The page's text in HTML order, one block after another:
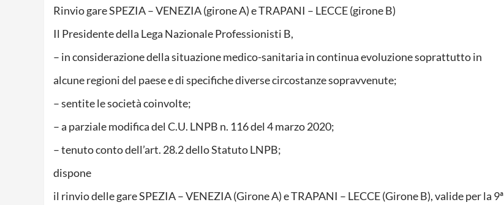
Rinvio gare SPEZIA – VENEZIA (girone A) e TRAPANI – LECCE (girone B)
Il Presidente della Lega Nazionale Professionisti B,
– in considerazione della situazione medico-sanitaria in continua evoluzione soprattutto in
alcune regioni del paese e di specifiche diverse circostanze sopravvenute;
– sentite le società coinvolte;
– a parziale modifica del C.U. LNPB n. 116 del 4 marzo 2020;
– tenuto conto dell’art. 28.2 dello Statuto LNPB;
dispone
il rinvio delle gare SPEZIA – VENEZIA (Girone A) e TRAPANI – LECCE (Girone B), valide per la 9ª